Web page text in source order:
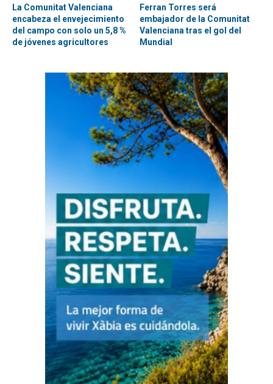
La Comunitat Valenciana
encabeza el envejecimiento
del campo con solo un 5,8 %
de jóvenes agricultores
Ferran Torres será
embajador de la Comunitat
Valenciana tras el gol del
Mundial